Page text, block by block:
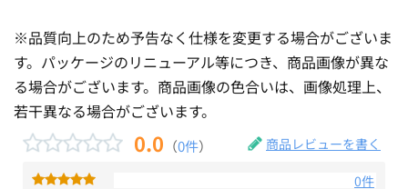
※品質向上のため予告なく仕様を変更する場合がございま
す。パッケージのリニューアル等につき、商品画像が異な
る場合がございます。商品画像の色合いは、画像処理上、
若干異なる場合がございます。
0.0 （0件） 商品レビューを書く
0件